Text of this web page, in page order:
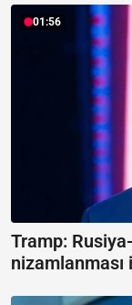
01:56
Tramp: